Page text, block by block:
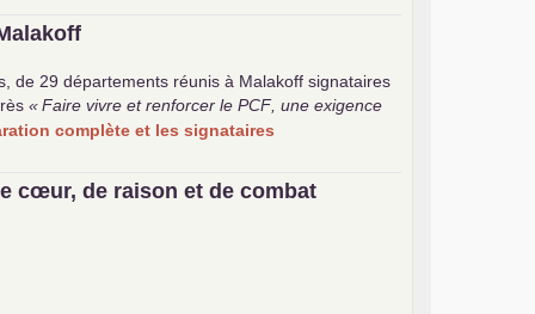
de 29 départements réunis à Malakoff signataires
« Faire vivre et renforcer lePCF , une exigence
complète et les signataires
cœur, de raison et de combat